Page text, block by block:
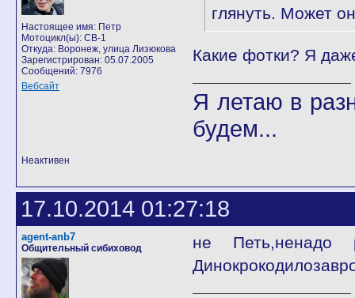
Настоящее имя: Петр
Мотоцикл(ы): CB-1
Откуда: Воронеж, улица Лизюкова
Зарегистрирован: 05.07.2005
Сообщений: 7976
Вебсайт
глянуть. Может
Какие фотки? Я
Я летаю в
будем...
Неактивен
17.10.2014 01:27:18
agent-anb7
Общительный сибиховод
не Петь,ненадо